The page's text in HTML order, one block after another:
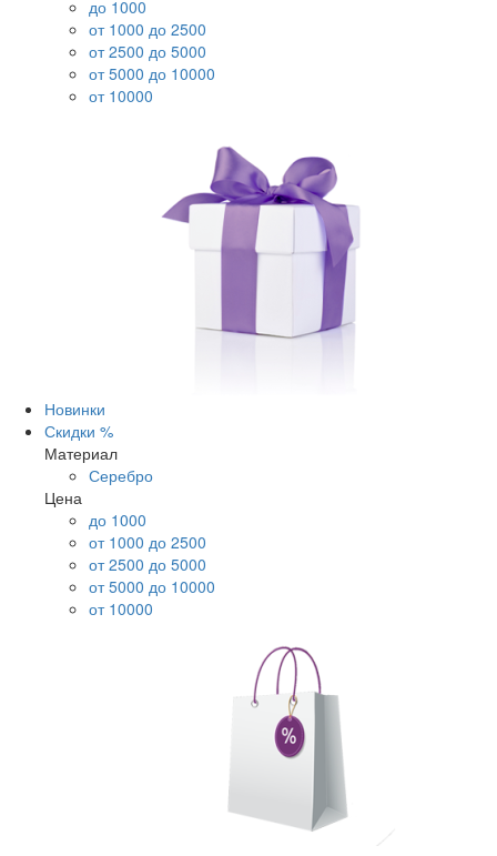
до 1000
от 1000 до 2500
от 2500 до 5000
от 5000 до 10000
от 10000
Новинки
Скидки %
Материал
Серебро
Цена
до 1000
от 1000 до 2500
от 2500 до 5000
от 5000 до 10000
от 10000